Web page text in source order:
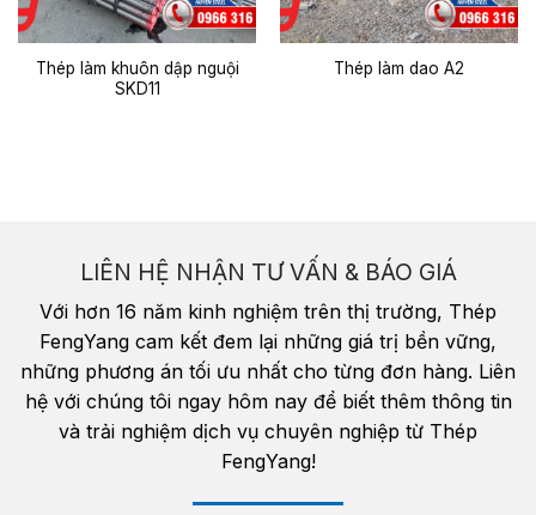
Thép làm khuôn dập nguội
SKD11
Thép làm dao A2
LIÊN HỆ NHẬN TƯ VẤN & BÁO GIÁ
Với hơn 16 năm kinh nghiệm trên thị trường, Thép
FengYang cam kết đem lại những giá trị bền vững,
những phương án tối ưu nhất cho từng đơn hàng. Liên
hệ với chúng tôi ngay hôm nay để biết thêm thông tin
và trải nghiệm dịch vụ chuyên nghiệp từ Thép
FengYang!